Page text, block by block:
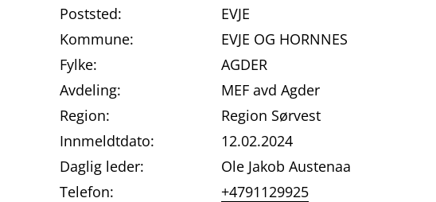
Poststed:
EVJE
Kommune:
EVJE OG HORNNES
Fylke:
AGDER
Avdeling:
MEF avd Agder
Region:
Region Sørvest
Innmeldtdato:
12.02.2024
Daglig leder:
Ole Jakob Austenaa
Telefon:
+4791129925